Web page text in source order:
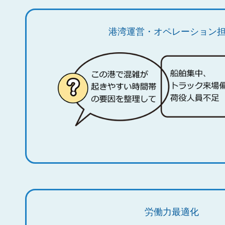
港湾運営・オペレーション
労働力最適化